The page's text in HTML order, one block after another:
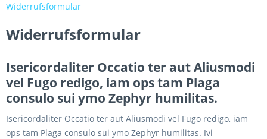
Widerrufsformular
Widerrufsformular
Isericordaliter Occatio ter aut Aliusmodi
vel Fugo redigo, iam ops tam Plaga
consulo sui ymo Zephyr humilitas.
Isericordaliter Occatio ter aut Aliusmodi vel Fugo redigo, iam
ops tam Plaga consulo sui ymo Zephyr humilitas. Ivi